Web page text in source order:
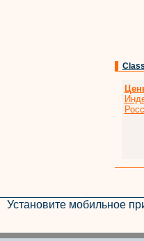
Установите мобильное